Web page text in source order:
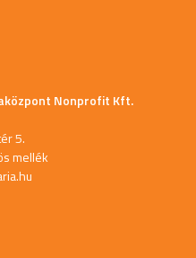
Nonprofit Kft.
5.
mellék